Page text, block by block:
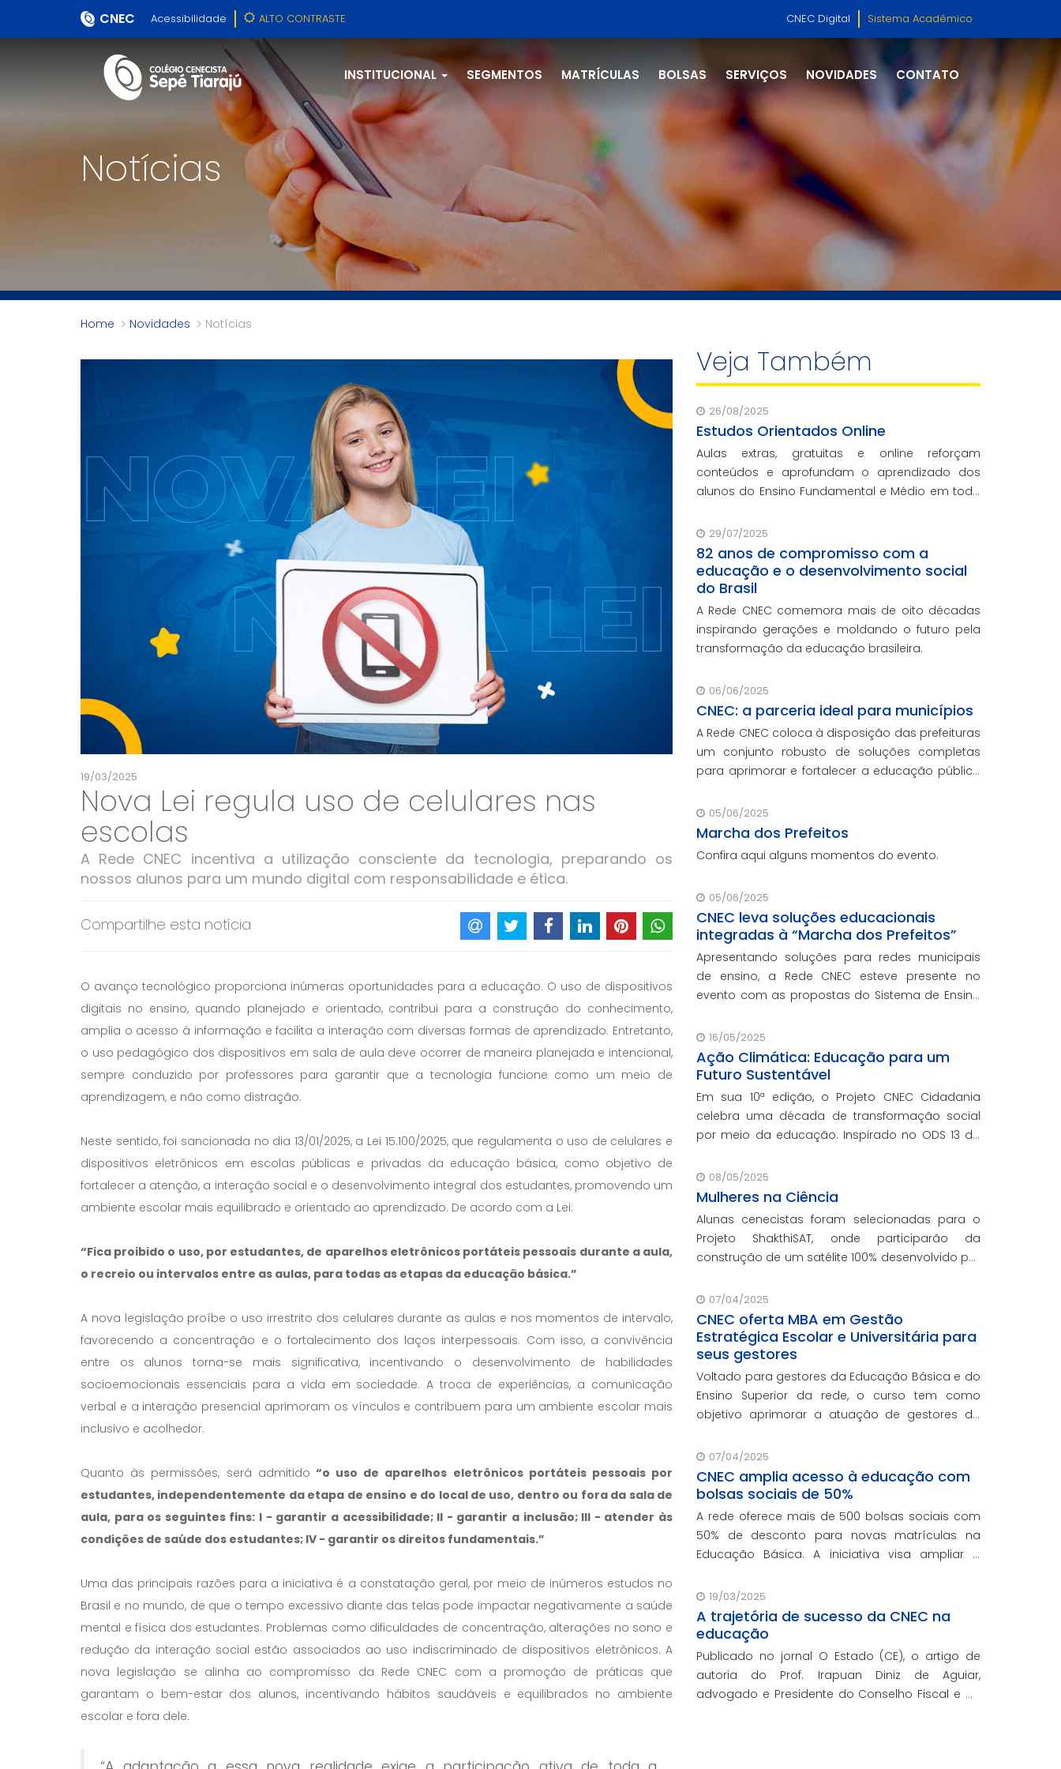
CNEC Acessibilidade ALTO CONTRASTE CNEC Digital Sistema Acadêmico
INSTITUCIONAL SEGMENTOS MATRÍCULAS BOLSAS SERVIÇOS NOVIDADES CONTATO
Notícias
Home Novidades Notícias
19/03/2025
Nova Lei regula uso de celulares nas
escolas
A Rede CNEC incentiva a utilização consciente da tecnologia, preparando os
nossos alunos para um mundo digital com responsabilidade e ética.
Compartilhe esta notícia
O avanço tecnológico proporciona inúmeras oportunidades para a educação. O uso de dispositivos
digitais no ensino, quando planejado e orientado, contribui para a construção do conhecimento,
amplia o acesso à informação e facilita a interação com diversas formas de aprendizado. Entretanto,
o uso pedagógico dos dispositivos em sala de aula deve ocorrer de maneira planejada e intencional,
sempre conduzido por professores para garantir que a tecnologia funcione como um meio de
aprendizagem, e não como distração.
Neste sentido, foi sancionada no dia 13/01/2025, a Lei 15.100/2025, que regulamenta o uso de celulares e
dispositivos eletrônicos em escolas públicas e privadas da educação básica, como objetivo de
fortalecer a atenção, a interação social e o desenvolvimento integral dos estudantes, promovendo um
ambiente escolar mais equilibrado e orientado ao aprendizado. De acordo com a Lei:
“Fica proibido o uso, por estudantes, de aparelhos eletrônicos portáteis pessoais durante a aula,
o recreio ou intervalos entre as aulas, para todas as etapas da educação básica.”
A nova legislação proíbe o uso irrestrito dos celulares durante as aulas e nos momentos de intervalo,
favorecendo a concentração e o fortalecimento dos laços interpessoais. Com isso, a convivência
entre os alunos torna-se mais significativa, incentivando o desenvolvimento de habilidades
socioemocionais essenciais para a vida em sociedade. A troca de experiências, a comunicação
verbal e a interação presencial aprimoram os vínculos e contribuem para um ambiente escolar mais
inclusivo e acolhedor.
Quanto às permissões, será admitido “o uso de aparelhos eletrônicos portáteis pessoais por
estudantes, independentemente da etapa de ensino e do local de uso, dentro ou fora da sala de
aula, para os seguintes fins: I - garantir a acessibilidade; II - garantir a inclusão; III - atender às
condições de saúde dos estudantes; IV - garantir os direitos fundamentais.”
Uma das principais razões para a iniciativa é a constatação geral, por meio de inúmeros estudos no
Brasil e no mundo, de que o tempo excessivo diante das telas pode impactar negativamente a saúde
mental e física dos estudantes. Problemas como dificuldades de concentração, alterações no sono e
redução da interação social estão associados ao uso indiscriminado de dispositivos eletrônicos. A
nova legislação se alinha ao compromisso da Rede CNEC com a promoção de práticas que
garantam o bem-estar dos alunos, incentivando hábitos saudáveis e equilibrados no ambiente
escolar e fora dele.
Veja Também
26/08/2025
Estudos Orientados Online
Aulas extras, gratuitas e online reforçam
conteúdos e aprofundam o aprendizado dos
alunos do Ensino Fundamental e Médio em toda
29/07/2025
82 anos de compromisso com a
educação e o desenvolvimento social
do Brasil
A Rede CNEC comemora mais de oito décadas
inspirando gerações e moldando o futuro pela
transformação da educação brasileira.
06/06/2025
CNEC: a parceria ideal para municípios
A Rede CNEC coloca à disposição das prefeituras
um conjunto robusto de soluções completas
para aprimorar e fortalecer a educação pública
Mesmo para os municípios que não
participaram da Marcha dos Prefeito
05/06/2025
Marcha dos Prefeitos
Confira aqui alguns momentos do evento.
05/06/2025
CNEC leva soluções educacionais
integradas à “Marcha dos Prefeitos”
Apresentando soluções para redes municipais
de ensino, a Rede CNEC esteve presente no
evento com as propostas do Sistema de Ensino
docente, serviços de gestão escolar e parcerias
com prefeituras durante ev
16/05/2025
Ação Climática: Educação para um
Futuro Sustentável
Em sua 10ª edição, o Projeto CNEC Cidadania
celebra uma década de transformação social
por meio da educação. Inspirado no ODS 13 da
climáticas e na promoção da sustentabilidade.
08/05/2025
Mulheres na Ciência
Alunas cenecistas foram selecionadas para o
Projeto ShakthiSAT, onde participarão da
construção de um satélite 100% desenvolvido por
07/04/2025
CNEC oferta MBA em Gestão
Estratégica Escolar e Universitária para
seus gestores
Voltado para gestores da Educação Básica e do
Ensino Superior da rede, o curso tem como
objetivo aprimorar a atuação de gestores da
continuada em serviço da instituição, contando
com o oferecimento gratuito da Re
07/04/2025
CNEC amplia acesso à educação com
bolsas sociais de 50%
A rede oferece mais de 500 bolsas sociais com
50% de desconto para novas matrículas na
Educação Básica. A iniciativa visa ampliar o
inclusão educacional.
19/03/2025
A trajetória de sucesso da CNEC na
educação
Publicado no jornal O Estado (CE), o artigo de
autoria do Prof. Irapuan Diniz de Aguiar,
advogado e Presidente do Conselho Fiscal e de